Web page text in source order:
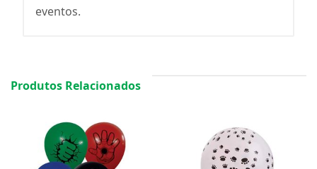
eventos.
Produtos Relacionados